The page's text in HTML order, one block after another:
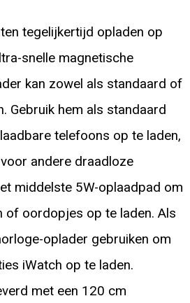
tegelijkertijd opladen op
snelle magnetische
kan zowel als standaard of
Gebruik hem als standaard
telefoons op te laden,
andere draadloze
middelste 5W-oplaadpad om
of oordopjes op te laden. Als
oplader gebruiken om
iWatch op te laden.
met een 120 cm